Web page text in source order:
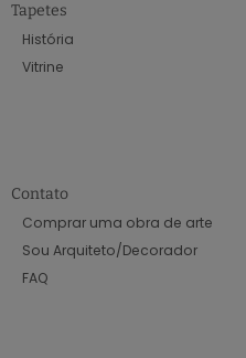
Tapetes
História
Vitrine
Contato
Comprar uma obra de arte
Sou Arquiteto/Decorador
FAQ